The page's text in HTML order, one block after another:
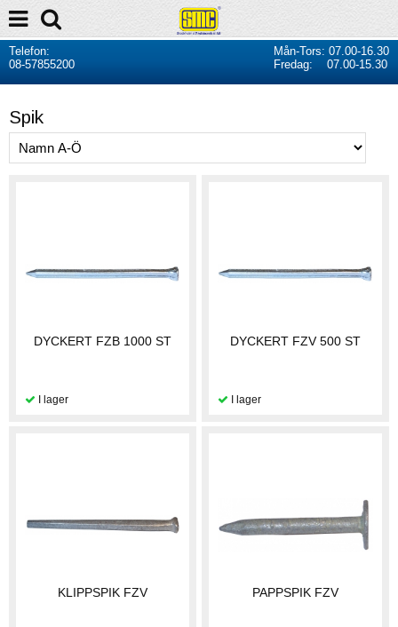
Telefon:
08-57855200
Mån-Tors: 07.00-16.30
Fredag: 07.00-15.30
Spik
DYCKERT FZB 1000 ST DYCKERT FZV 500 ST
KLIPPSPIK FZV PAPPSPIK FZV